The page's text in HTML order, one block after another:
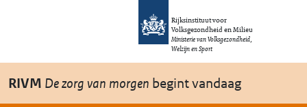
Overslaan en naar de inhoud gaan
Rijksinstituut voor
Volksgezondheid en Milieu
Ministerie van Volksgezondheid,
Welzijn en Sport
RIVM De zorg van morgen begint vandaag